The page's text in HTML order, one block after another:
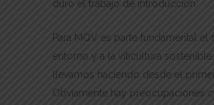
duro el trabajo de introducción.
Para MQV es parte fundamental el
entorno y a la viticultura
llevamos haciendo desde el
Obviamente hay preocupaciones